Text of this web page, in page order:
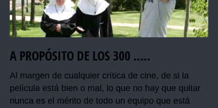
A PROPÓSITO DE LOS 300 …..
Al margen de cualquier crítica de cine, de si la
película está bien o mal, lo que no hay que quitar
nunca es el mérito de todo un equipo que está